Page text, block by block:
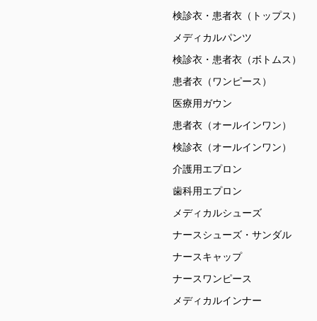
検診衣・患者衣（トップス）
メディカルパンツ
検診衣・患者衣（ボトムス）
患者衣（ワンピース）
医療用ガウン
患者衣（オールインワン）
検診衣（オールインワン）
介護用エプロン
歯科用エプロン
メディカルシューズ
ナースシューズ・サンダル
ナースキャップ
ナースワンピース
メディカルインナー